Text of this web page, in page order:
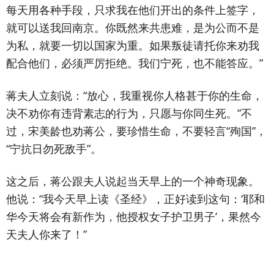
每天用各种手段，只求我在他们开出的条件上签字，
就可以送我回南京。你既然来共患难，是为公而不是
为私，就要一切以国家为重。如果叛徒请托你来劝我
配合他们，必须严厉拒绝。我们宁死，也不能答应。”
蒋夫人立刻说：“放心，我重视你人格甚于你的生命，
决不劝你有违背素志的行为，只愿与你同生死。”不
过，宋美龄也劝蒋公，要珍惜生命，不要轻言“殉国”，
“宁抗日勿死敌手”。
这之后，蒋公跟夫人说起当天早上的一个神奇现象。
他说：“我今天早上读《圣经》，正好读到这句：‘耶和
华今天将会有新作为，他授权女子护卫男子’，果然今
天夫人你来了！”